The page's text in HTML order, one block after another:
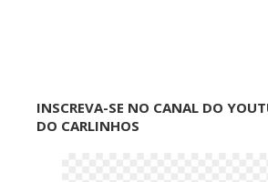
INSCREVA-SE NO CANAL DO
DO CARLINHOS